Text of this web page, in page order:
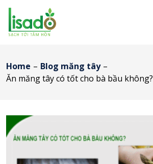
Home – Blog măng tây –
Ăn măng tây có tốt cho bà bầu không?